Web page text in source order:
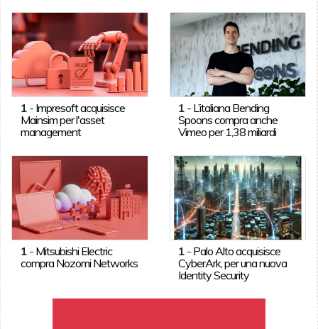
1- Impresoft acquisisce
Mainsim per l'asset
management
1 - L’italiana Bending
Spoons compra anche
Vimeo per 1,38 miliardi
1- Mitsubishi Electric
compra Nozomi Networks
1 - Palo Alto acquisisce
CyberArk, per una nuova
Identity Security